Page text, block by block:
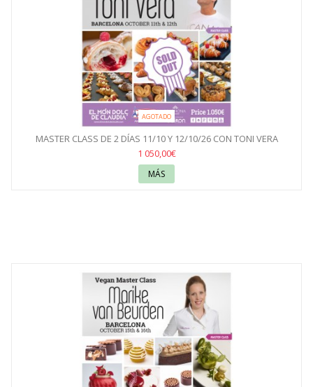
AGOTADO
MASTER CLASS DE 2 DÍAS 11/10 Y 12/10/26 CON TONI VERA
1 050,00€
MÁS